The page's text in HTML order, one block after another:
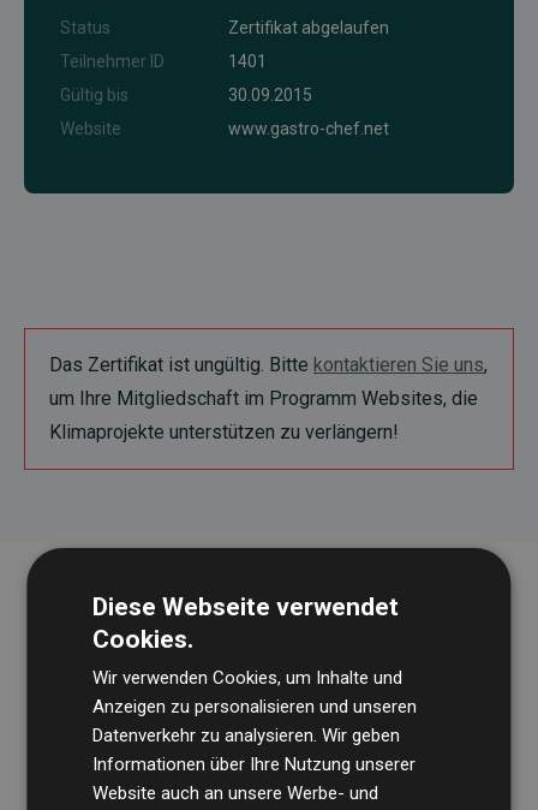
Status
Zertifikat abgelaufen
Teilnehmer ID
1401
Gültig bis
30.09.2015
Website
www.gastro-chef.net
Das Zertifikat ist ungültig. Bitte kontaktieren Sie uns,
um Ihre Mitgliedschaft im Programm Websites, die
Klimaprojekte unterstützen zu verlängern!
Die Wirtschaftsprüfungsgesellschaft BDOüberprüft
regelmäßig unsere Berechnungen und Methodik, um
Diese Webseite verwendet
Cookies.
Wir verwenden Cookies, um Inhalte und
Anzeigen zu personalisieren und unseren
Datenverkehr zu analysieren. Wir geben
Informationen über Ihre Nutzung unserer
Website auch an unsere Werbe- und